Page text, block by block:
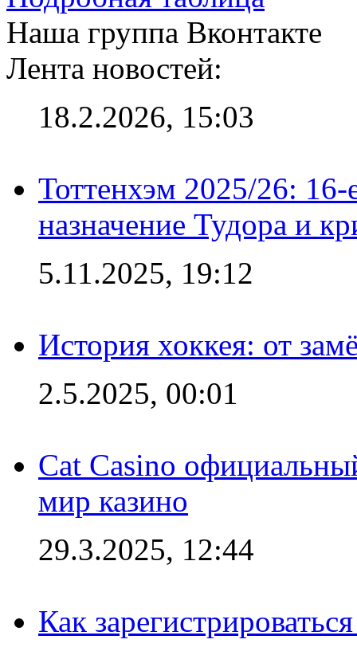
Наша группа Вконтакте
Лента новостей:
18.2.2026, 15:03
Тоттенхэм 2025/26:
назначение Тудора и
5.11.2025, 19:12
История хоккея: от
2.5.2025, 00:01
Cat Casino
мир казино
29.3.2025, 12:44
Как